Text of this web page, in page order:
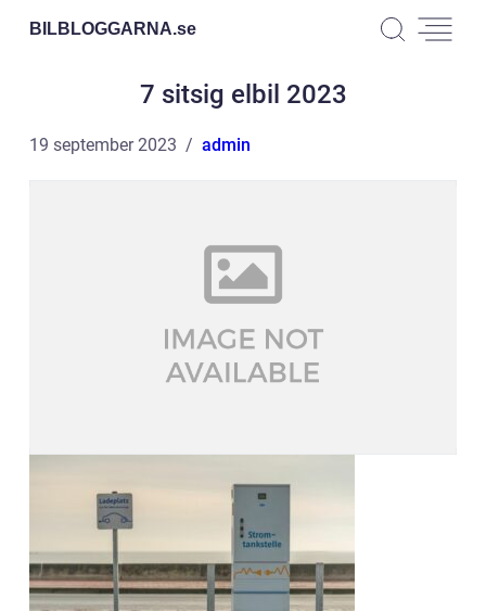
BILBLOGGARNA.se
7 sitsig elbil 2023
19 september 2023 admin